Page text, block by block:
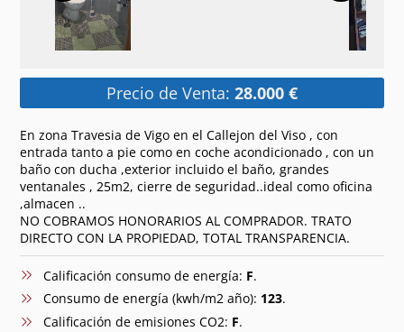
Precio de Venta: 28.000 €
En zona Travesia de Vigo en el Callejon del Viso , con
entrada tanto a pie como en coche acondicionado , con un
baño con ducha ,exterior incluido el baño, grandes
ventanales , 25m2, cierre de seguridad..ideal como oficina
,almacen ..
NO COBRAMOS HONORARIOS AL COMPRADOR. TRATO
DIRECTO CON LA PROPIEDAD, TOTAL TRANSPARENCIA.
Calificación consumo de energía: F.
Consumo de energía (kwh/m2 año): 123.
Calificación de emisiones CO2: F.